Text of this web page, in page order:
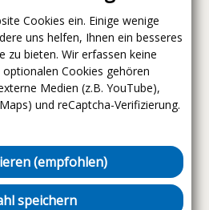
Cookies ein. Einige wenige
uns helfen, Ihnen ein besseres
zu bieten. Wir erfassen keine
Cookies gehören
Medien (z.B. YouTube),
und reCaptcha-Verifizierung.
(empfohlen)
speichern